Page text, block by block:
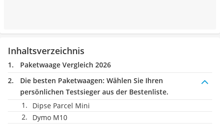
Inhaltsverzeichnis
Paketwaage Vergleich 2026
Die besten Paketwaagen: Wählen Sie Ihren
persönlichen Testsieger aus der Bestenliste.
Dipse Parcel Mini
Dymo M10